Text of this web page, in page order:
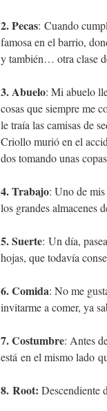
2. Pecas: Cuando
famosa en el barrio,
y también… otra clase
3. Abuelo: Mi abuelo
cosas que siempre me
le traía las camisas de
Criollo murió en el
dos tomando unas
4. Trabajo: Uno de
los grandes almacenes
5. Suerte: Un día,
hojas, que todavía
6. Comida: No me
invitarme a comer, ya
7. Costumbre: Antes
está en el mismo lado
8. Root: Descendiente